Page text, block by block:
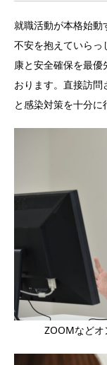
就職活動が本格始動
不安を抱えていらっ
康と安全確保を最
おります。直接訪問
と感染対策を十分に
ZOOMなど